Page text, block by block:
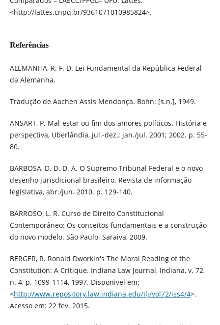
<http://lattes.cnpq.br/9361071010985824>.
Referências
ALEMANHA, R. F. D. Lei Fundamental da República Federal
da Alemanha.
Tradução de Aachen Assis Mendonça. Bohn: [s.n.], 1949.
ANSART, P. Mal-estar ou fim dos amores políticos. História e
perspectiva, Uberlândia, jul.-dez.; jan./jul. 2001; 2002. p. 55-
80.
BARBOSA, D. D. D. A. O Supremo Tribunal Federal e o novo
desenho jurisdicional brasileiro. Revista de informação
legislativa, abr./jun. 2010. p. 129-140.
BARROSO, L. R. Curso de Direito Constitucional
Contemporâneo: Os conceitos fundamentais e a construção
do novo modelo. São Paulo: Saraiva, 2009.
BERGER, R. Ronald Dworkin's The Moral Reading of the
Constitution: A Critique. Indiana Law Journal, Indiana, v. 72,
n. 4, p. 1099-1114, 1997. Disponivel em:
<http://www.repository.law.indiana.edu/ilj/vol72/iss4/4>.
Acesso em: 22 fev. 2015.